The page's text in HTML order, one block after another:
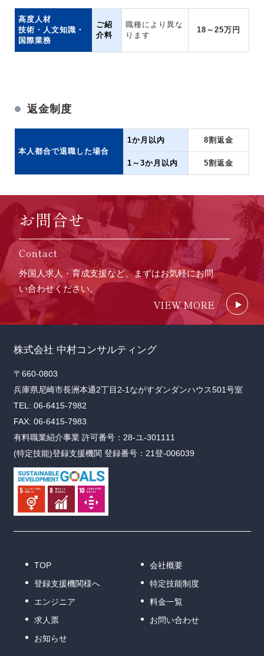
高度人材
技術・人文知識・
国際業務
ご紹
介料
職種により異な
ります
18～25万円
返金制度
本人都合で退職した場合
1か月以内 8割返金
1～3か月以内 5割返金
お問合せ
Contact
外国人求人・育成支援など、まずはお気軽にお問
い合わせください。
VIEW MORE
株式会社 中村コンサルティング
〒660-0803
兵庫県尼崎市長洲本通2丁目2-1ながすダンダンハウス501号室
TEL: 06-6415-7982
FAX: 06-6415-7983
有料職業紹介事業 許可番号：28-ユ-301111
(特定技能)登録支援機関 登録番号：21登-006039
TOP 会社概要
登録支援機関様へ 特定技能制度
エンジニア 料金一覧
求人票 お問い合わせ
お知らせ